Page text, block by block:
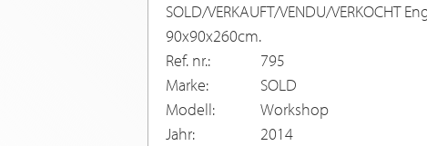
SOLD/VERKAUFT/VENDU/
90x90x260cm.
Ref. nr.:
795
Marke:
SOLD
Modell:
Workshop
Jahr:
2014